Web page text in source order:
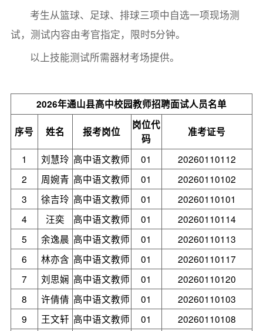
考生从篮球、足球、排球三项中自选一项现场测
试，测试内容由考官指定，限时5分钟。
以上技能测试所需器材考场提供。
2026年通山县高中校园教师招聘面试人员名单
序号 姓名 报考岗位
岗位代
码
准考证号
1 刘慧玲 高中语文教师 01
20260110112
2
周婉青 高中语文教师 01
20260110102
3
徐吉玲 高中语文教师 01
20260110101
4
汪奕 高中语文教师 01
20260110114
5
余逸晨 高中语文教师 01
20260110113
6
林亦含 高中语文教师 01
20260110117
7
刘思娴 高中语文教师 01
20260110120
8
许倩倩 高中语文教师 01
20260110103
9
王文轩 高中语文教师 01
20260110108